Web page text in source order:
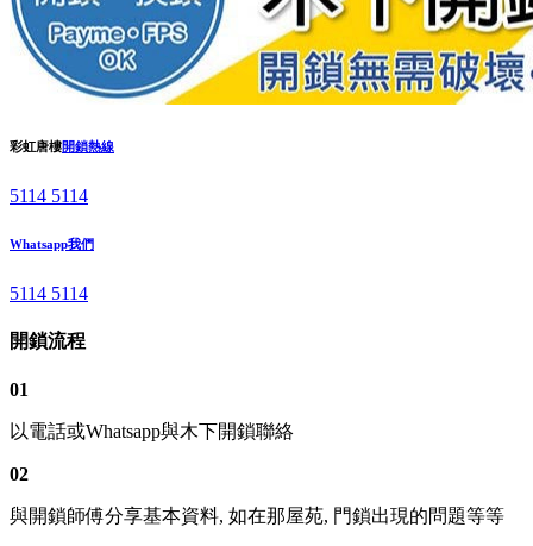
彩虹唐樓開鎖熱線
5114 5114
Whatsapp我們
5114 5114
開鎖流程
01
以電話或Whatsapp與木下開鎖聯絡
02
與開鎖師傅分享基本資料, 如在那屋苑, 門鎖出現的問題等等